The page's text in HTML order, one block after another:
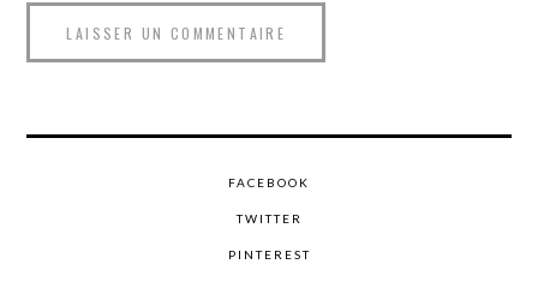
FACEBOOK
TWITTER
PINTEREST